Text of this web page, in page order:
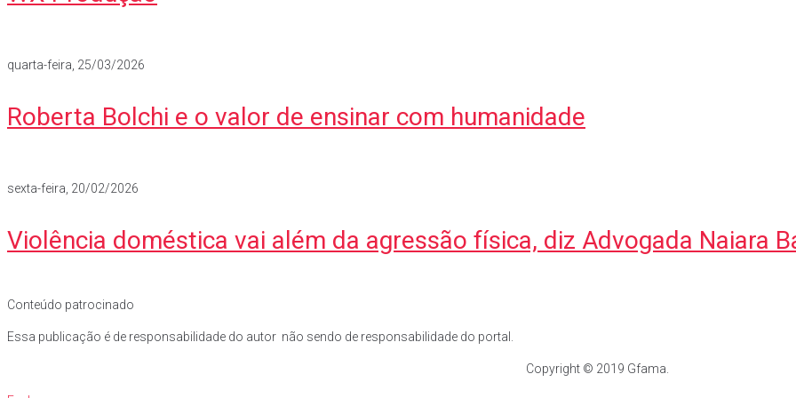
Roberta Bolchi e o valor de ensinar com humanidade
quarta-feira, 25/03/2026
Violência doméstica vai além da agressão física, diz Advogada Naiara
sexta-feira, 20/02/2026
Conteúdo patrocinado
Essa publicação é de responsabilidade do autor não sendo de responsabilidade do portal.
Copyright © 2019 Gfama.